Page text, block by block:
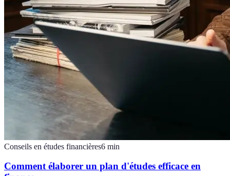
Conseils en études financières6 min
Comment élaborer un plan d'études efficace en